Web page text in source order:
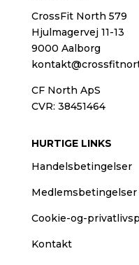
CrossFit North 579
Hjulmagervej 11-13
9000 Aalborg
CF North ApS
CVR: 38451464
HURTIGE LINKS
Handelsbetingelser
Medlemsbetingelser
Cookie-og-
Kontakt